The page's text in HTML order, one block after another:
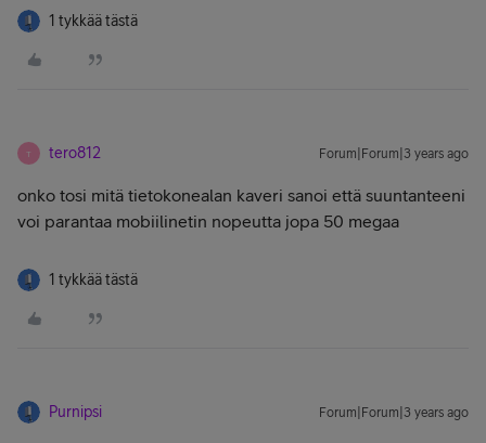
1 tykkää tästä
T tero812 Forum|Forum|3 years ago
onko tosi mitä tietokonealan kaveri sanoi että suuntanteeni
voi parantaa mobiilinetin nopeutta jopa 50 megaa
1 tykkää tästä
Purnipsi Forum|Forum|3 years ago